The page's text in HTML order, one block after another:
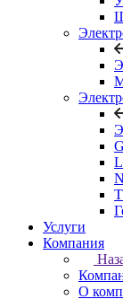
Услуги
Компания
О